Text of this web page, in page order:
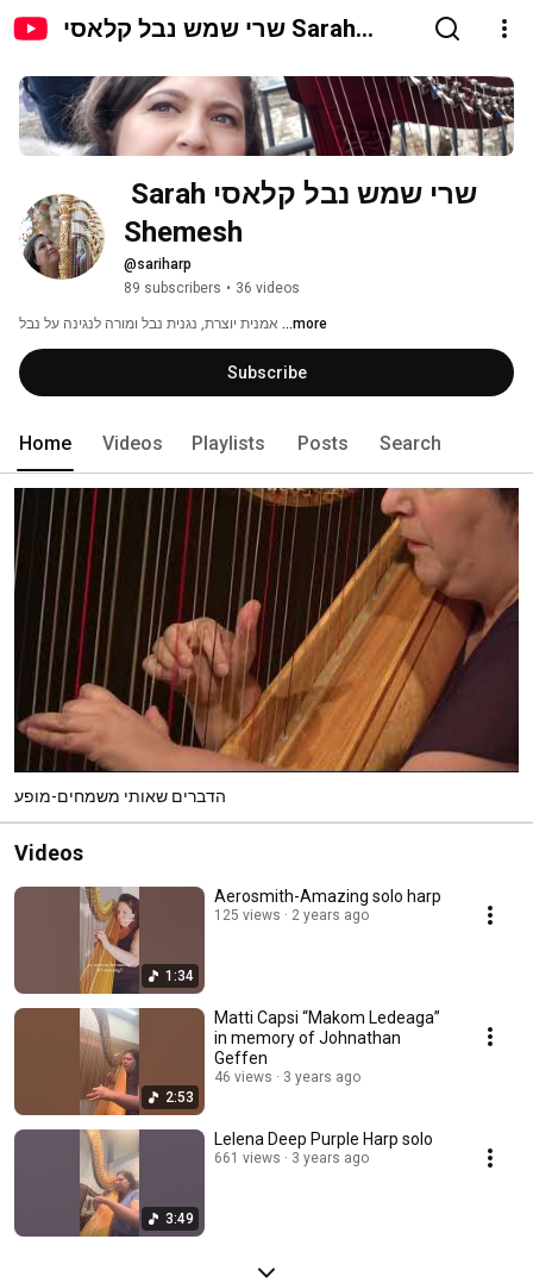
שרי שמש נבל קלאסי Sarah
Shemesh
@sariharp
89 subscribers • 36 videos
...more
Subscribe
Home Videos Playlists Posts Search
הדברים שאותי משמחים-מופע
Videos
1:34
Aerosmith-Amazing solo harp
125 views 2 years ago
2:53
Matti Capsi “Makom Ledeaga”
in memory of Johnathan
Geffen
46 views 3 years ago
3:49
Lelena Deep Purple Harp solo
661 views 3 years ago